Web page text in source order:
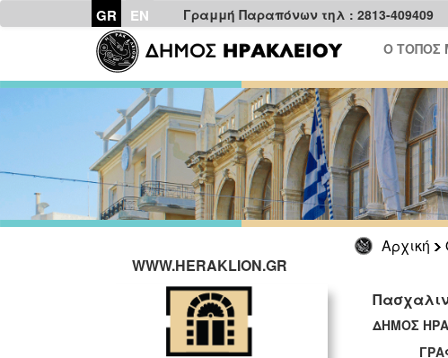
GR EN Γραμμή Παραπόνων τηλ : 2813-409409
Ο ΤΟΠΟΣ
Αρχική
WWW.HERAKLION.GR
ΔΗΜΟΣ